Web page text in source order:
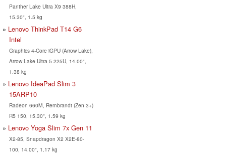
Panther Lake Ultra X9 388H,
15.30", 1.5 kg
Lenovo ThinkPad T14 G6
Intel
Graphics 4-Core iGPU (Arrow Lake),
Arrow Lake Ultra 5 225U, 14.00",
1.38 kg
Lenovo IdeaPad Slim 3
15ARP10
Radeon 660M, Rembrandt (Zen 3+)
R5 150, 15.30", 1.59 kg
Lenovo Yoga Slim 7x Gen 11
X2-85, Snapdragon X2 X2E-80-
100, 14.00", 1.17 kg